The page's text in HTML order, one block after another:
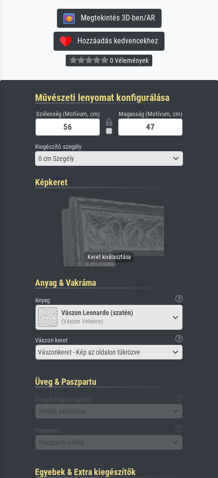
Megtekintés 3D-ben/AR
Hozzáadás kedvencekhez
0 Vélemények
Művészeti lenyomat konfigurálása
Szélesség (Motívum, cm) Magasság (Motívum, cm)
Kiegészítő szegély
0 cm Szegély
Képkeret
Anyag & Vakráma
Anyag
Vászon Leonardo (szatén)
(Vászon Velence)
Vászon keret
Vászonkeret - Kép az oldalon tükrözve
Üveg & Paszpartu
Üveg (hátlappal együtt)
Kérjük, válasszon
Paszpartu
Paszpartu nélkül
Egyebek & Extra kiegészítők